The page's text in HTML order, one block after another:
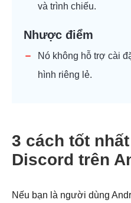
và trình chiếu.
Nhược điểm
Nó không hỗ trợ cài
hình riêng lẻ.
3 cách tốt
Discord trên
Nếu bạn là người dùng